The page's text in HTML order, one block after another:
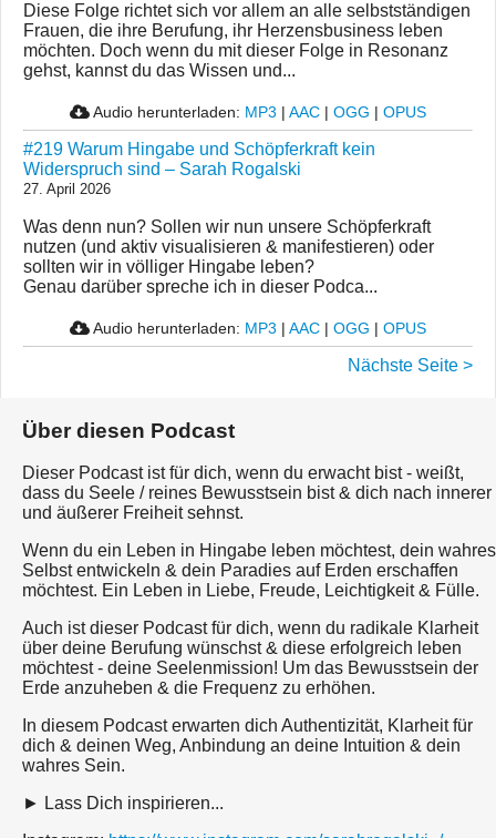
Diese Folge richtet sich vor allem an alle selbstständigen
Frauen, die ihre Berufung, ihr Herzensbusiness leben
möchten. Doch wenn du mit dieser Folge in Resonanz
gehst, kannst du das Wissen und...
Audio herunterladen: MP3 | AAC | OGG | OPUS
#219 Warum Hingabe und Schöpferkraft kein
Widerspruch sind – Sarah Rogalski
27. April 2026
Was denn nun? Sollen wir nun unsere Schöpferkraft
nutzen (und aktiv visualisieren & manifestieren) oder
sollten wir in völliger Hingabe leben?
Genau darüber spreche ich in dieser Podca...
Audio herunterladen: MP3 | AAC | OGG | OPUS
Nächste Seite >
Über diesen Podcast
Dieser Podcast ist für dich, wenn du erwacht bist - weißt,
dass du Seele / reines Bewusstsein bist & dich nach innerer
und äußerer Freiheit sehnst.
Wenn du ein Leben in Hingabe leben möchtest, dein wahres
Selbst entwickeln & dein Paradies auf Erden erschaffen
möchtest. Ein Leben in Liebe, Freude, Leichtigkeit & Fülle.
Auch ist dieser Podcast für dich, wenn du radikale Klarheit
über deine Berufung wünschst & diese erfolgreich leben
möchtest - deine Seelenmission! Um das Bewusstsein der
Erde anzuheben & die Frequenz zu erhöhen.
In diesem Podcast erwarten dich Authentizität, Klarheit für
dich & deinen Weg, Anbindung an deine Intuition & dein
wahres Sein.
► Lass Dich inspirieren...